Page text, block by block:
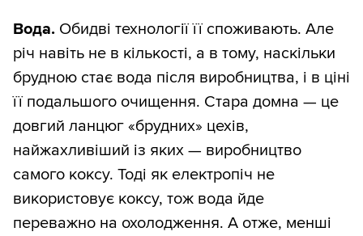
Вода. Обидві технології її споживають. Але
річ навіть не в кількості, а в тому, наскільки
брудною стає вода після виробництва, і в ціні
її подальшого очищення. Стара домна — це
довгий ланцюг «брудних» цехів,
найжахливіший із яких — виробництво
самого коксу. Тоді як електропіч не
використовує коксу, тож вода йде
переважно на охолодження. А отже, менші